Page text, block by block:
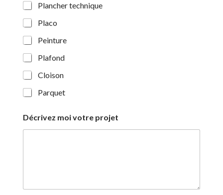
Plancher technique
Placo
Peinture
Plafond
Cloison
Parquet
Décrivez moi votre projet